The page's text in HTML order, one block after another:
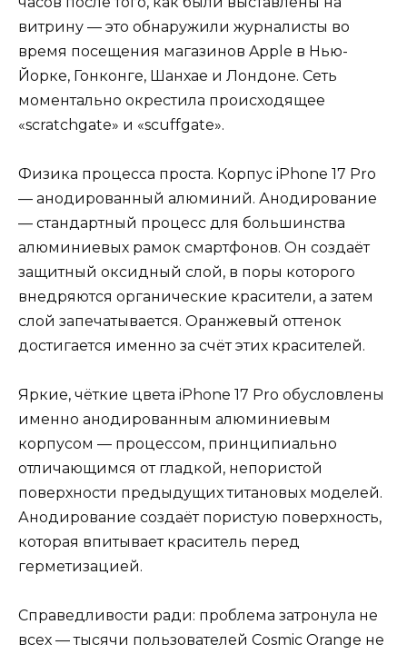
витрину — это обнаружили журналисты во
время посещения магазинов Apple в Нью-
Йорке, Гонконге, Шанхае и Лондоне. Сеть
моментально окрестила происходящее
«scratchgate» и «scuffgate».
Физика процесса проста. Корпус iPhone 17 Pro
— анодированный алюминий. Анодирование
— стандартный процесс для большинства
алюминиевых рамок смартфонов. Он создаёт
защитный оксидный слой, в поры которого
внедряются органические красители, а затем
слой запечатывается. Оранжевый оттенок
достигается именно за счёт этих красителей.
Яркие, чёткие цвета iPhone 17 Pro обусловлены
именно анодированным алюминиевым
корпусом — процессом, принципиально
отличающимся от гладкой, непористой
поверхности предыдущих титановых моделей.
Анодирование создаёт пористую поверхность,
которая впитывает краситель перед
герметизацией.
Справедливости ради: проблема затронула не
всех — тысячи пользователей Cosmic Orange не